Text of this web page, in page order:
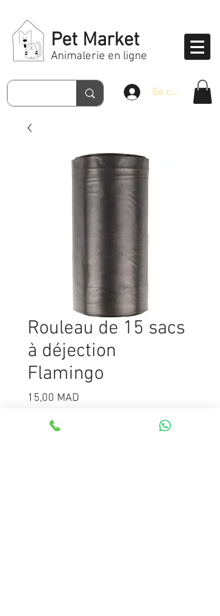
Pet Market
Animalerie en ligne
Se connecter
Rouleau de 15 sacs
à déjection
Flamingo
15,00 MAD
Quantité